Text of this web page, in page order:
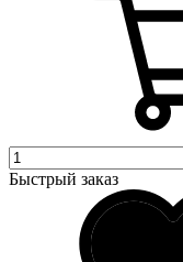
Быстрый заказ